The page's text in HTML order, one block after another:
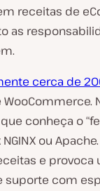
receitas de
as
cerca de
conheça o
ou
e provoca
suporte com